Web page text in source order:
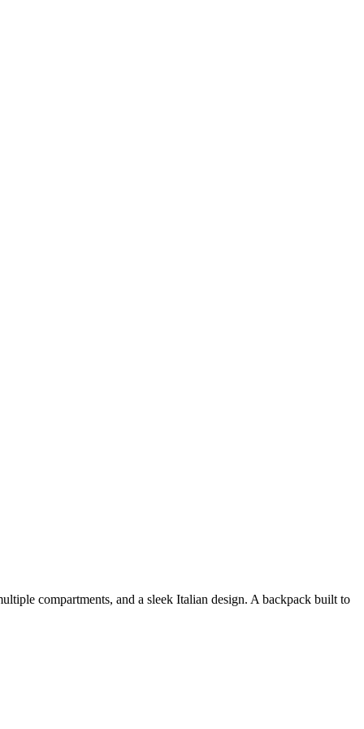
compartments, and a sleek Italian design. A backpack built to